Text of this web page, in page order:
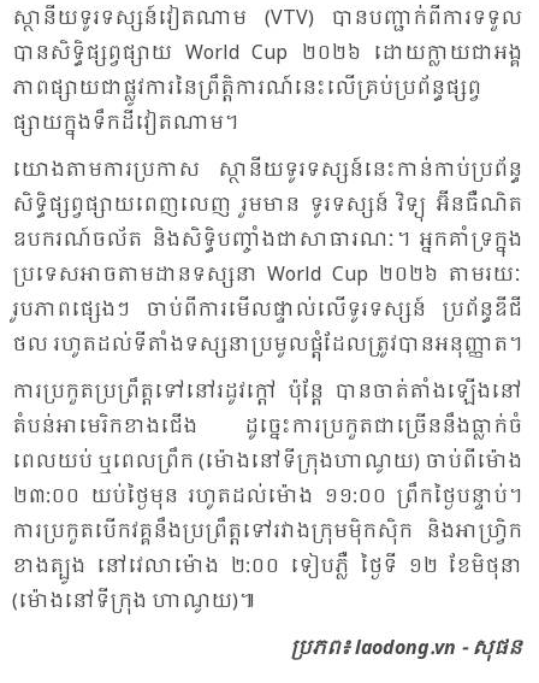
ស្ថា​នីយ​ទូរ​ទស្សន៍​វៀត​ណាម (VTV) បាន​បញ្ជាក់​ពី​ការ​ទទួល​
បាន​សិទ្ធិ​ផ្សព្វ​ផ្សាយ World Cup ២០២៦ ដោយ​ក្លាយ​ជា​អង្គ​
ភាព​ផ្សាយ​ជា​ផ្លូវ​ការ​នៃ​ព្រឹត្តិ​ការណ៍​នេះ​លើ​គ្រប់​ប្រ​ព័ន្ធ​ផ្សព្វ​
ផ្សាយ​ក្នុង​ទឹក​ដី​វៀត​ណាម។
យោង​តាម​ការ​ប្រ​កាស ស្ថា​នីយទូរ​ទស្សន៍​នេះ​កាន់​កាប់​ប្រ​ព័ន្ធ​
សិទ្ធិ​ផ្សព្វ​ផ្សាយ​ពេញ​លេញ រួម​មាន ទូរ​ទស្សន៍ វិទ្យុ អ៊ីន​ធឺ​ណិត
ឧប​ករណ៍​ចល័ត និង​សិទ្ធិ​បញ្ចាំង​ជា​សា​ធា​រណៈ។ អ្នក​គាំ​ទ្រ​ក្នុង​
ប្រ​ទេស​អាច​តាម​ដាន​ទស្ស​នា World Cup ២០២៦ តាម​រយៈ​
រូប​ភាព​ផ្សេងៗ ចាប់​ពី​ការ​មើល​ផ្ទាល់​លើ​ទូរ​ទស្សន៍ ប្រ​ព័ន្ធ​ឌី​ជី​
ថល រហូត​ដល់​ទី​តាំង​ទស្សនាប្រ​មូល​ផ្តុំ​ដែល​ត្រូវ​បាន​អនុញ្ញាត។
ការ​ប្រ​កួត​ប្រ​ព្រឹត្ត​ទៅ​នៅ​រដូវ​ក្តៅ ប៉ុន្តែ បាន​ចាត់​តាំង​ឡើង​នៅ​
តំ​បន់​អា​មេ​រិក​ខាង​ជើង ដូច្នេះ​ការ​ប្រ​កួត​ជា​ច្រើន​នឹង​ធ្លាក់​ចំ​
ពេល​យប់ ឬ​ពេល​ព្រឹក (ម៉ោង​នៅ​ទីក្រុង​ហា​ណូយ) ចាប់​ពី​ម៉ោង
២៣:០០ យប់​ថ្ងៃ​មុន រហូត​ដល់​ម៉ោង ១១:០០ ព្រឹក​ថ្ងៃ​បន្ទាប់។
ការ​ប្រ​កួត​បើក​វគ្គ​នឹង​ប្រ​ព្រឹត្ត​ទៅ​រវាង​ក្រុម​ម៉ិក​ស៊ិក និង​អា​ហ្វ្រិក​
ខាង​ត្បូង នៅ​វេ​លា​ម៉ោង ២:០០ ទៀប​ភ្លឺ ថ្ងៃ​ទី ១២ ខែ​មិ​ថុ​នា
(ម៉ោង​នៅ​ទី​ក្រុង ហា​ណូយ)៕
ប្រ​ភព៖ laodong.vn - សុផន